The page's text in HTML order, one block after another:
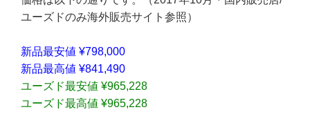
ユーズドのみ海外販売サイト参照）
新品最安値 ¥798,000
新品最高値 ¥841,490
ユーズド最安値 ¥965,228
ユーズド最高値 ¥965,228